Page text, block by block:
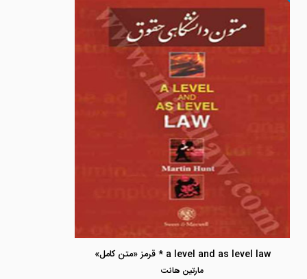
a level and as level law * قرمز «متن کامل»
مارتين هانت